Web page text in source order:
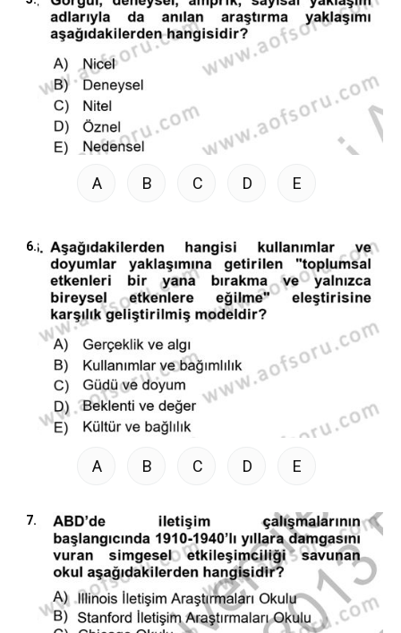
A B C D E
6.
A B C D E
7.